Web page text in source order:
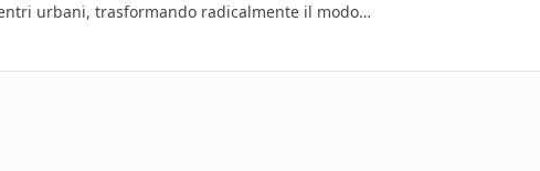
urbani, trasformando radicalmente il modo…